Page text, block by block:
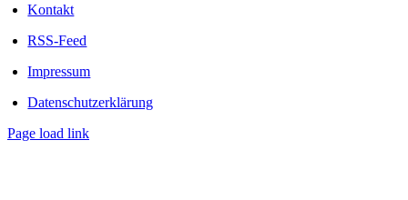
Kontakt
RSS-Feed
Impressum
Datenschutzerklärung
Page load link